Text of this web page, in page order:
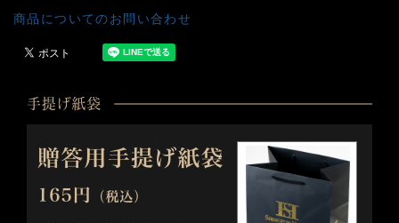
商品についてのお問い合わせ